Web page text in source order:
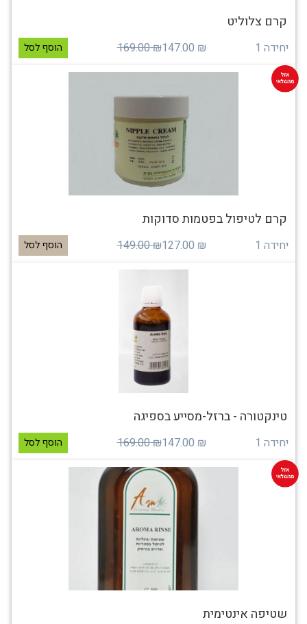
קרם צלוליט
יחידה 1 ₪ 147.00
₪ 169.00 הוסף לסל
קרם לטיפול בפטמות סדוקות
יחידה 1 ₪ 127.00
₪ 149.00 הוסף לסל
טינקטורה - ברזל-מסייע בספיגה
יחידה 1 ₪ 147.00
₪ 169.00 הוסף לסל
שטיפה אינטימית